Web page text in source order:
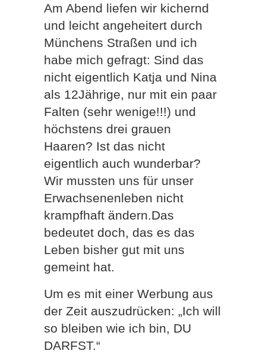
Am Abend liefen wir kichernd
und leicht angeheitert durch
Münchens Straßen und ich
habe mich gefragt: Sind das
nicht eigentlich Katja und Nina
als 12Jährige, nur mit ein paar
Falten (sehr wenige!!!) und
höchstens drei grauen
Haaren? Ist das nicht
eigentlich auch wunderbar?
Wir mussten uns für unser
Erwachsenenleben nicht
krampfhaft ändern.Das
bedeutet doch, das es das
Leben bisher gut mit uns
gemeint hat.
Um es mit einer Werbung aus
der Zeit auszudrücken: „Ich will
so bleiben wie ich bin, DU
DARFST.“